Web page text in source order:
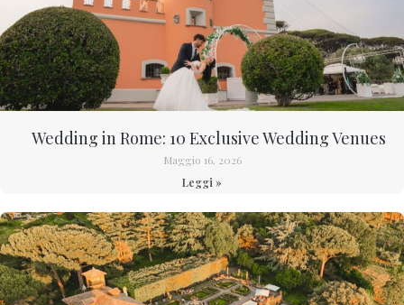
Wedding in Rome: 10 Exclusive Wedding Venues
Maggio 16, 2026
Leggi »